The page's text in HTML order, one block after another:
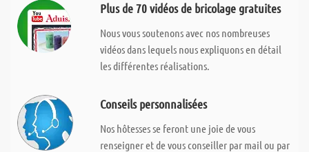
Plus de 70 vidéos de bricolage gratuites
Nous vous soutenons avec nos nombreuses
vidéos dans lequels nous expliquons en détail
les différentes réalisations.
Conseils personnalisées
Nos hôtesses se feront une joie de vous
renseigner et de vous conseiller par mail ou par